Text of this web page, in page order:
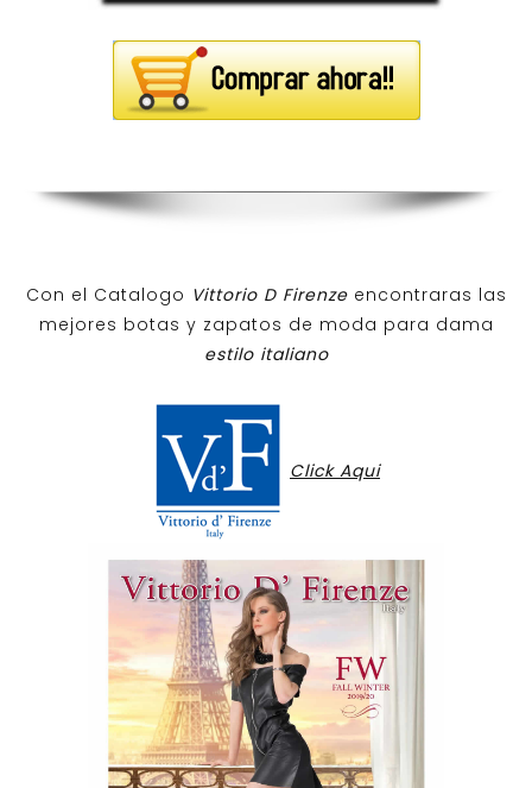
Con el Catalogo Vittorio D Firenzeencontraras las
mejores botas y zapatos de moda para dama
estilo italiano
Click Aqui